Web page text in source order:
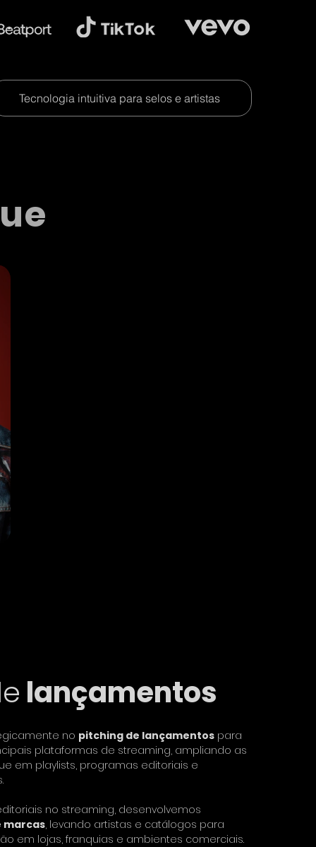
Tecnologia intuitiva para selos e artistas
lançamentos
no pitching de lançamentos para
plataformas de streaming, ampliando as
em playlists, programas editoriais e
no streaming, desenvolvemos
marcas, levando artistas e catálogos para
em lojas, franquias e ambientes comerciais.